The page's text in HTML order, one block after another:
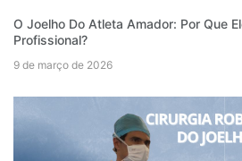
O Joelho Do Atleta Amador: Por Que
Profissional?
9 de março de 2026